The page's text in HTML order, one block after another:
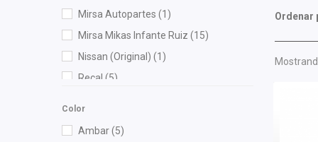
Mirsa Autopartes (1)
Mirsa Mikas Infante Ruiz (15)
Nissan (Original) (1)
Recal (5)
Color
Ambar(5)
Ordenar